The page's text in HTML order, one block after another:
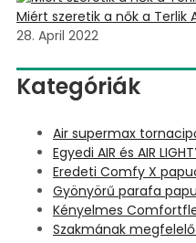
Miért szeretik a nők a Terlik
28. April 2022
Kategóriák
Air supermax
Egyedi AIR és AIR
Eredeti Comfy X
Gyönyörű parafa
Kényelmes
Szakmának